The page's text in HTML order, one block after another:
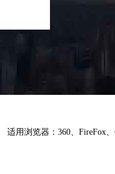
适用浏览器：360、FireFox